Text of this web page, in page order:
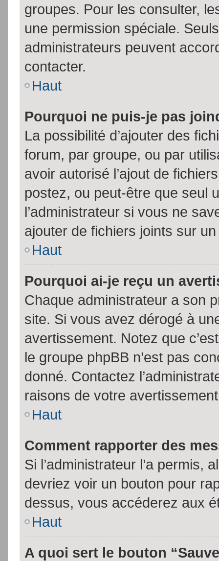
groupes. Pour les consulter,
une permission spéciale.
administrateurs peuvent
contacter.
Haut
Pourquoi ne puis-je pas
La possibilité d’ajouter des
forum, par groupe, ou par
avoir autorisé l’ajout de
postez, ou peut-être que seul
l’administrateur si vous ne
ajouter de fichiers joints sur
Haut
Pourquoi ai-je reçu un
Chaque administrateur a son
site. Si vous avez dérogé à
avertissement. Notez que
le groupe phpBB n’est pas
donné. Contactez
raisons de votre
Haut
Comment rapporter des
Si l’administrateur l’a permis,
devriez voir un bouton pour
dessus, vous accéderez aux
Haut
A quoi sert le bouton